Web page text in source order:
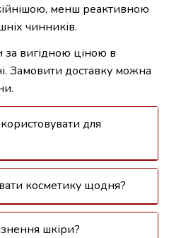
менш реактивною
чинників.
вигідною ціною в
Замовити доставку можна
для
косметику щодня?
шкіри?